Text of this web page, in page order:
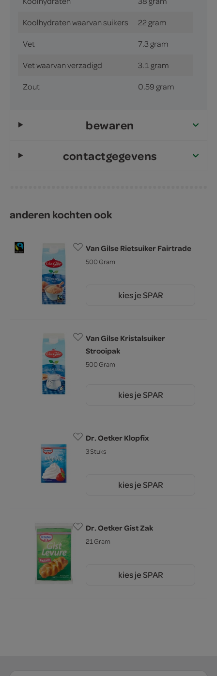
Koolhydraten waarvan suikers 22 gram
Vet 7.3 gram
Vet waarvan verzadigd 3.1 gram
Zout 0.59 gram
bewaren
contactgegevens
anderen kochten ook
Van Gilse Rietsuiker Fairtrade
500 Gram
kies je SPAR
Van Gilse Kristalsuiker
Strooipak
500 Gram
kies je SPAR
Dr. Oetker Klopfix
3 Stuks
kies je SPAR
Dr. Oetker Gist Zak
21 Gram
kies je SPAR